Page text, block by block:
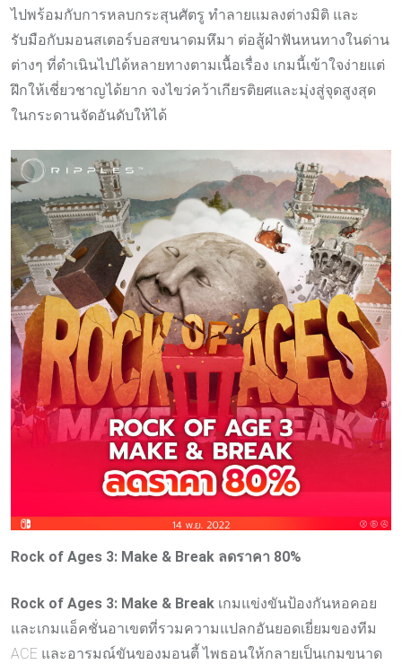
ไปพร้อมกับการหลบกระสุนศัตรู ทำลายแมลงต่างมิติ และ
รับมือกับมอนสเตอร์บอสขนาดมหึมา ต่อสู้ฝ่าฟันหนทางในด่าน
ต่างๆ ที่ดำเนินไปได้หลายทางตามเนื้อเรื่อง เกมนี้เข้าใจง่ายแต่
ฝึกให้เชี่ยวชาญได้ยาก จงไขว่คว้าเกียรติยศและมุ่งสู่จุดสูงสุด
ในกระดานจัดอันดับให้ได้
Rock of Ages 3: Make & Break ลดราคา 80%
Rock of Ages 3: Make & Break เกมแข่งขันป้องกันหอคอย
และเกมแอ็คชั่นอาเขตที่รวมความแปลกอันยอดเยี่ยมของทีม
ACE และอารมณ์ขันของมอนตี้ ไพธอนให้กลายเป็นเกมขนาด